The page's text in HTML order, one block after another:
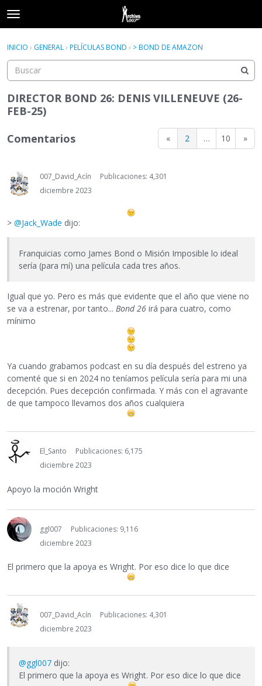
t
o
g
e
m
e
n
Acceder Registrarse
Hilos
Actividad
Acceder Registrarse
INICIO › GENERAL› PELÍCULAS BOND › > BOND DE AMAZON
DIRECTOR BOND 26: DENIS VILLENEUVE (26-
FEB-25)
« 2 … 10 »
Comentarios
007_David_Acín
Publicaciones: 4,301
diciembre 2023
> @Jack_Wade dijo:
Franquicias como James Bond o Misión Imposible lo ideal
sería (para mí) una película cada tres años.
Igual que yo. Pero es más que evidente que el año que viene no
se va a estrenar, por tanto... Bond 26 irá para cuatro, como
mínimo
Ya cuando grabamos podcast en su día después del estreno ya
comenté que si en 2024 no teníamos película sería para mi una
decepción. Pues decepción confirmada. Y más con el agravante
de que tampoco llevamos dos años cualquiera
El_Santo
Publicaciones: 6,175
diciembre 2023
Apoyo la moción Wright
ggl007
Publicaciones: 9,116
diciembre 2023
El primero que la apoya es Wright. Por eso dice lo que dice
007_David_Acín
Publicaciones: 4,301
diciembre 2023
@ggl007 dijo:
El primero que la apoya es Wright. Por eso dice lo que dice